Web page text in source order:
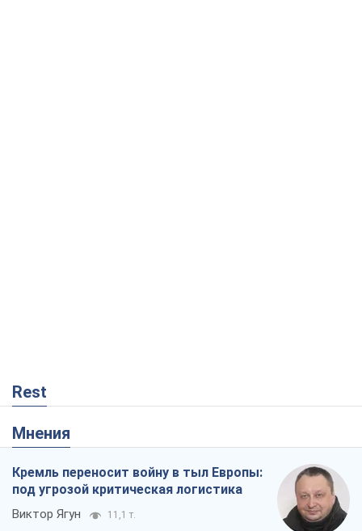
Rest
Мнения
Кремль переносит войну в тыл Европы:
под угрозой критическая логистика
Виктор Ягун 11,1 т.